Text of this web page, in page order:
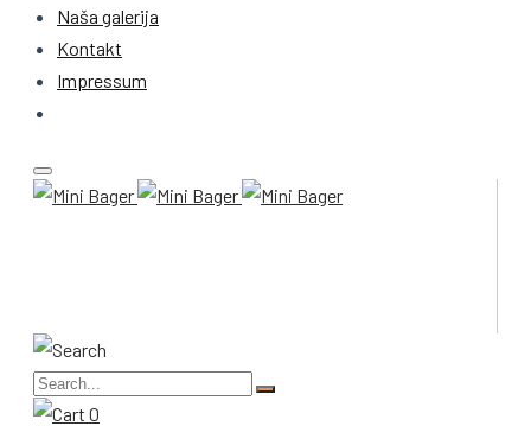
Naša galerija
Kontakt
Impressum
0